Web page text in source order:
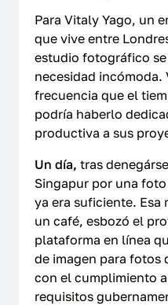
Para Vitaly Yago, un
que vive entre
estudio fotográfico
necesidad incómoda.
frecuencia que el
podría haberlo
productiva a sus
Un día, tras
Singapur por una
ya era suficiente. Esa
un café, esbozó el
plataforma en línea
de imagen para fotos
con el cumplimiento
requisitos